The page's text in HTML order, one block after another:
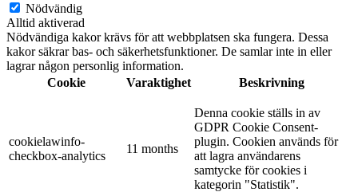
Nödvändig
Alltid aktiverad
Nödvändiga kakor krävs för att webbplatsen ska fungera. Dessa
kakor säkrar bas- och säkerhetsfunktioner. De samlar inte in eller
lagrar någon personlig information.
Cookie
Varaktighet Beskrivning
cookielawinfo-
checkbox-analytics
11 months
Denna cookie ställs in av
GDPR Cookie Consent-
plugin. Cookien används för
att lagra användarens
samtycke för cookies i
kategorin "Statistik".